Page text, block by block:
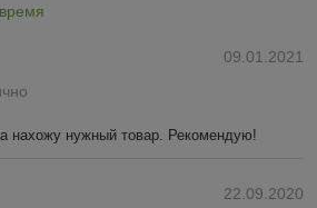
09.01.2021
нахожу нужный товар. Рекомендую!
22.09.2020